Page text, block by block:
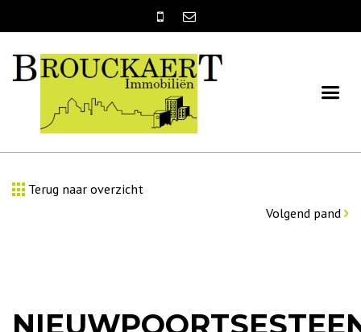
Terug naar overzicht
Volgend pand